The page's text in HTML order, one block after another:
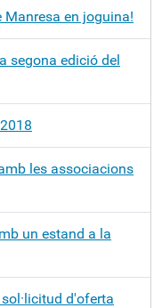
Manresa en joguina!
segona edició del
les associacions
un estand a la
d'oferta